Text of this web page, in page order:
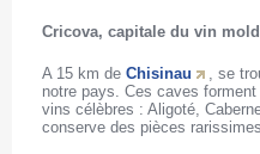
Cricova, capitale du vin
A 15 km de Chisinau , se
notre pays. Ces caves
vins célèbres : Aligoté,
conserve des pièces